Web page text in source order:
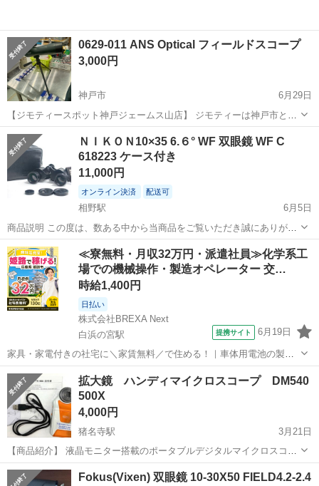
0629-011 ANS Optical フィールドスコープ
3,000円
神戸市
6月29日
【ジモティースポット神戸ジェームス山店】 ジモティーは神戸市と連
携して、まだ使えるもののリユースに取り組んでいます。 【サイズ】
詳細は現地でご確認ください 【状態】 ・使用に伴う多少のスレ、キ...
兵庫
ＮＩＫＯＮ10×35 6.６° WF 双眼鏡 WF C
618223 ケース付き
11,000円
オンライン決済 配送可
相野駅
6月5日
商品説明 この度は、数ある中から当商品をご覧いただき誠にありがと
うございます。 注意事項をお読みになりご理解頂いた方のみご購入よ
ろしくお願いいたします。 【商品の説明】 ＮＩＫ...
兵庫 三田市 相野駅 望遠鏡、顕微鏡
≪寮無料・月収32万円・派遣社員≫化学系工
場での機械操作・製造オペレーター 交…
時給1,400円
日払い
株式会社BREXA Next
白浜の宮駅
提携サイト 6月19日
家具・家電付きの社宅に＼家賃無料／で住める！｜車体用電池の製造
｜未経験から月収例32万円♪｜さらに【年間休日130日】！ 人気の工場
のお仕事 ◇車体用電池の製造◇ 機械の操作、部品のセッティング、検
査、清掃業務など。 ...
兵庫 姫路市 白浜の宮駅 その他
拡大鏡 ハンディマイクロスコープ DM540
500X
4,000円
猪名寺駅
3月21日
【商品紹介】 液晶モニター搭載のポータブルデジタルマイクロスコー
プです。 最大500倍のズームが可能で、対象物をモニターで確認しな
がら写真や動画の撮影ができます。お仕事での精密チェックからお子
兵庫 伊丹市 望遠鏡、顕微鏡
Fokus(Vixen) 双眼鏡 10-30X50 FIELD4.2-2.4